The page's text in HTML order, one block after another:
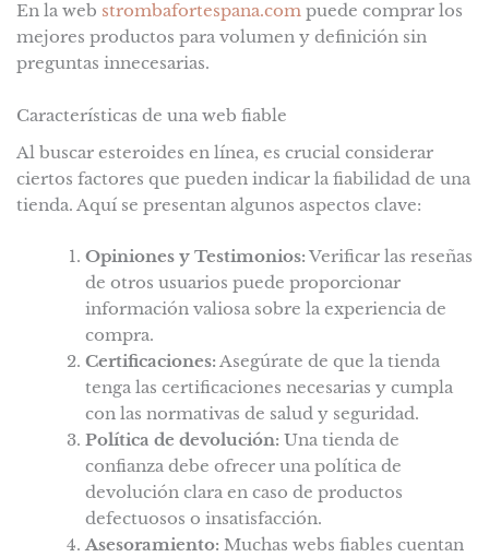
En la web strombafortespana.compuede comprar los
mejores productos para volumen y definición sin
preguntas innecesarias.
Características de una web fiable
Al buscar esteroides en línea, es crucial considerar
ciertos factores que pueden indicar la fiabilidad de una
tienda. Aquí se presentan algunos aspectos clave:
Opiniones y Testimonios: Verificar las reseñas
de otros usuarios puede proporcionar
información valiosa sobre la experiencia de
compra.
Certificaciones: Asegúrate de que la tienda
tenga las certificaciones necesarias y cumpla
con las normativas de salud y seguridad.
Política de devolución: Una tienda de
confianza debe ofrecer una política de
devolución clara en caso de productos
defectuosos o insatisfacción.
Asesoramiento: Muchas webs fiables cuentan